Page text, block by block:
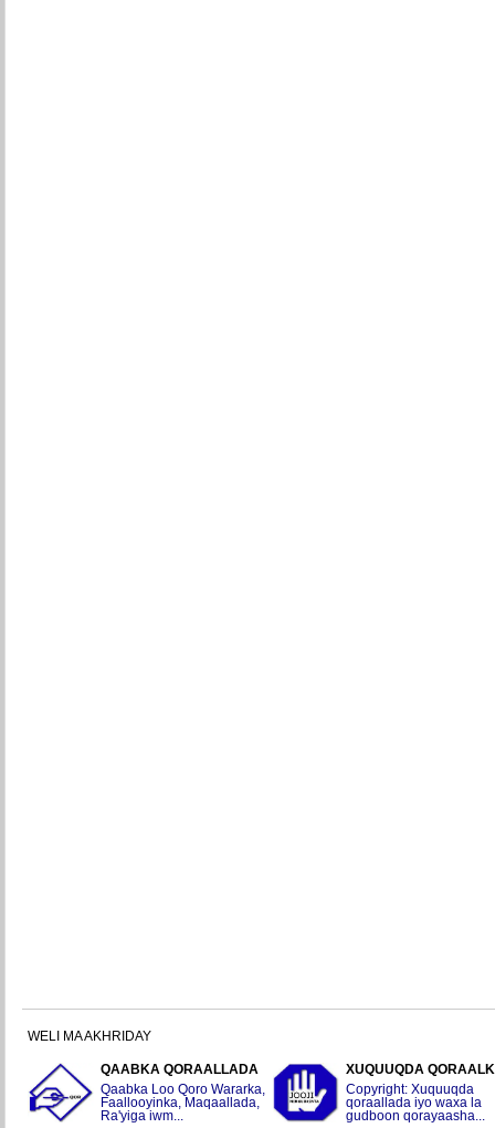
WELI MA AKHRIDAY
QAABKA QORAALLADA
Qaabka Loo Qoro Wararka,
Faallooyinka, Maqaallada,
Ra'yiga iwm...
XUQUUQDA
Copyright: Xuquuqda
qoraallada iyo waxa la
gudboon qorayaasha...